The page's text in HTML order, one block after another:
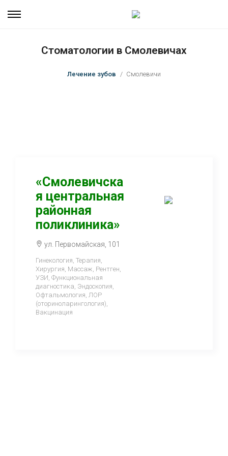
Стоматологии в Смолевичах
Лечение зубов Смолевичи
«Смолевичска
я центральная
районная
поликлиника»
ул. Первомайская, 101
Гинекология, Терапия,
Хирургия, Массаж, Рентген,
УЗИ, Функциональная
диагностика, Эндоскопия,
Офтальмология, ЛОР
(оториноларингология),
Вакцинация